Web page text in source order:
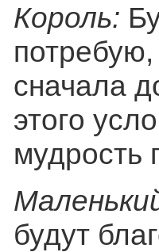
Король:
сначала
этого
мудрость
будут